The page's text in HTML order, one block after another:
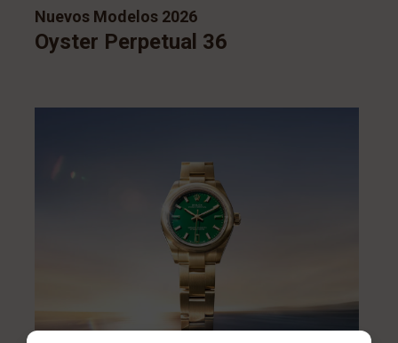
Nuevos Modelos 2026
Oyster Perpetual 36